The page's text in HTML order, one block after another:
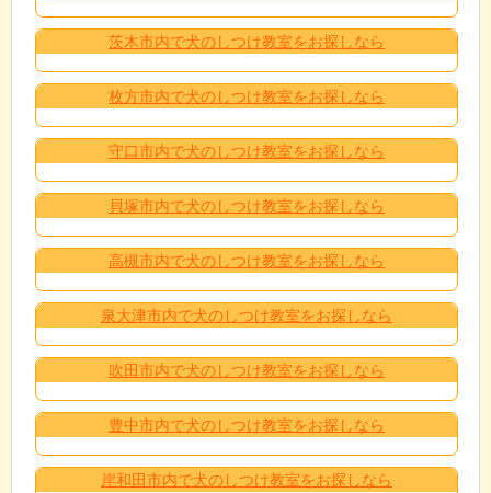
茨木市内で犬のしつけ教室をお探しなら
枚方市内で犬のしつけ教室をお探しなら
守口市内で犬のしつけ教室をお探しなら
貝塚市内で犬のしつけ教室をお探しなら
高槻市内で犬のしつけ教室をお探しなら
泉大津市内で犬のしつけ教室をお探しなら
吹田市内で犬のしつけ教室をお探しなら
豊中市内で犬のしつけ教室をお探しなら
岸和田市内で犬のしつけ教室をお探しなら